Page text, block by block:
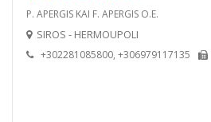
P. APERGIS KAI F. APERGIS O.E.
SIROS - HERMOUPOLI
+302281085800, +306979117135